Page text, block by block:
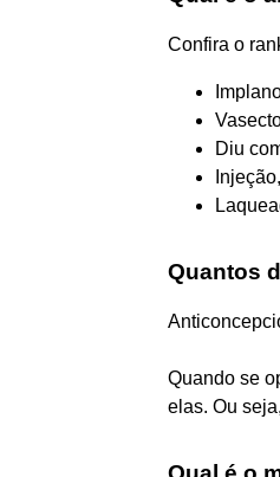
Confira o
Diu
Quantos
Quando se
elas. Ou